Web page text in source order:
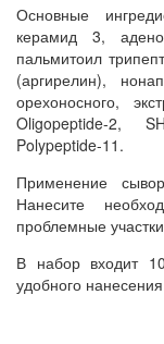
Основные
керамид 3,
пальмитоил
(аргирелин),
орехоносного,
Oligopeptide-2,
Polypeptide-11.
Применение
Нанесите
проблемные
В набор входит
удобного